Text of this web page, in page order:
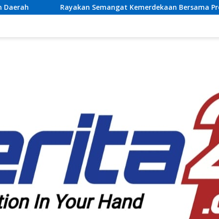
Kemerdekaan Bersama Promo “Merdeka Getaway” di